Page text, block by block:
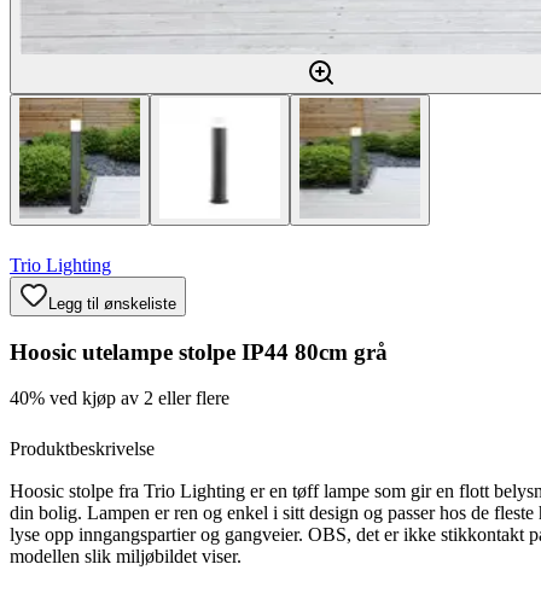
Trio Lighting
Legg til ønskeliste
Hoosic utelampe stolpe IP44 80cm grå
40% ved kjøp av 2 eller flere
Produktbeskrivelse
Hoosic stolpe fra Trio Lighting er en tøff lampe som gir en flott
din bolig. Lampen er ren og enkel i sitt design og passer hos de fleste
lyse opp inngangspartier og gangveier. OBS, det er ikke stikkontakt
modellen slik miljøbildet viser.